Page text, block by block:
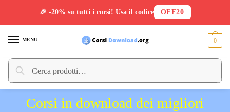
MENU
Cerca:
Cerca
0
Corsi in download dei migliori
🎉 -20% su tutti i corsi! Usa il codice OFF20